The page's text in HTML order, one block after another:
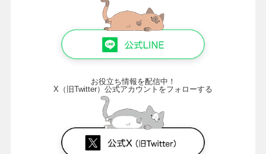
お役立ち情報を配信中！
X（旧Twitter）公式アカウントをフォローする